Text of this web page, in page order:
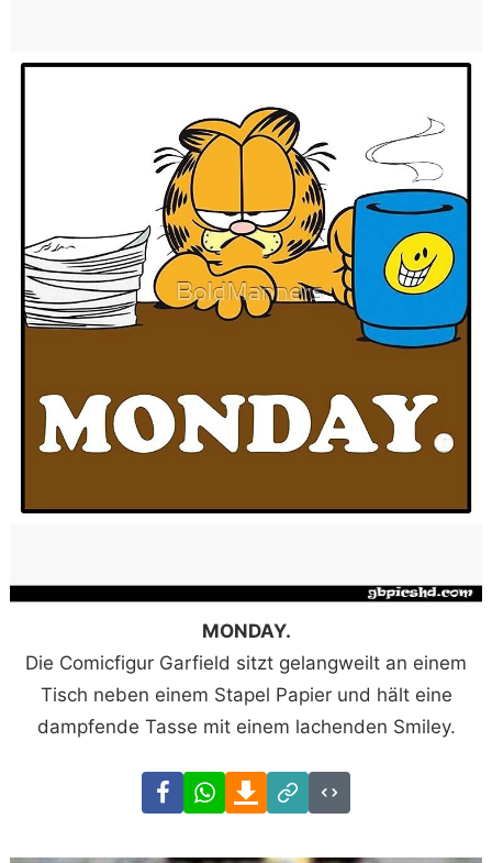
MONDAY.
Die Comicfigur Garfield sitzt gelangweilt an einem
Tisch neben einem Stapel Papier und hält eine
dampfende Tasse mit einem lachenden Smiley.
FacebookWhatsAppDownload
Link
Code